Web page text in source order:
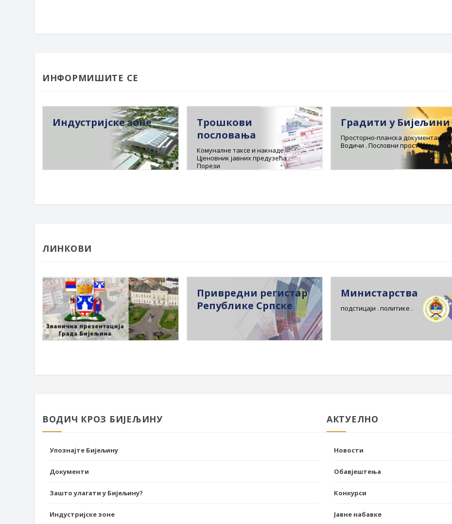
ИНФОРМИШИТЕ СЕ
Индустријске зоне
Трошкови
пословања
Комуналне таксе и накнаде
Цјеновник јавних предузећа .
Порези
Градити у Бијељини
Просторно-планска документација.
Водичи . Пословни простори
ЛИНКОВИ
Привредни регистар
Републике Српске
Министарства
подстицаји . политике .
ВОДИЧ КРОЗ БИЈЕЉИНУ
Упознајте Бијељину
Документи
Зашто улагати у Бијељину?
Индустријске зоне
АКТУЕЛНО
Новости
Обавјештења
Конкурси
Јавне набавке